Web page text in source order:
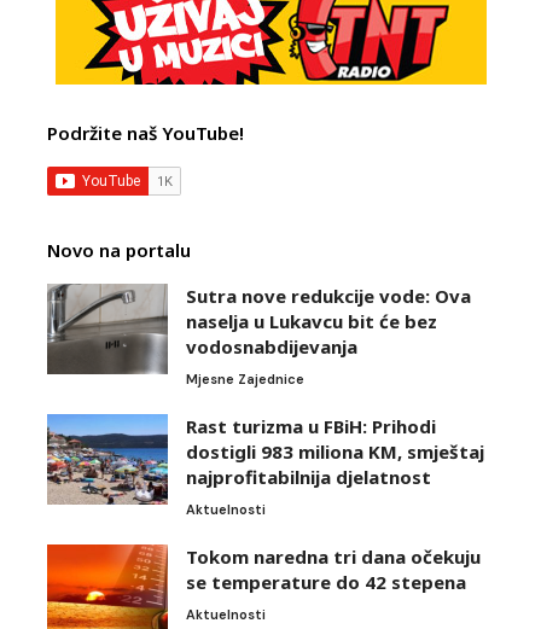
Podržite naš YouTube!
Novo na portalu
Sutra nove redukcije vode: Ova
naselja u Lukavcu bit će bez
vodosnabdijevanja
Mjesne Zajednice
Rast turizma u FBiH: Prihodi
dostigli 983 miliona KM, smještaj
najprofitabilnija djelatnost
Aktuelnosti
Tokom naredna tri dana očekuju
se temperature do 42 stepena
Aktuelnosti